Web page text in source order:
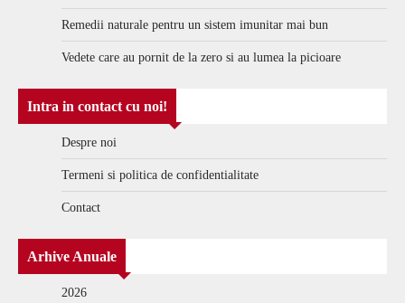
Remedii naturale pentru un sistem imunitar mai bun
Vedete care au pornit de la zero si au lumea la picioare
Intra in contact cu noi!
Despre noi
Termeni si politica de confidentialitate
Contact
Arhive Anuale
2026